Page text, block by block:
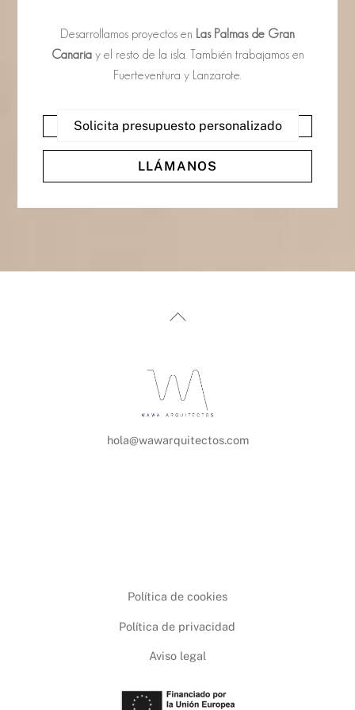
Desarrollamos proyectos en Las Palmas de Gran
Canariay el resto de la isla. También trabajamos en
Fuerteventura y Lanzarote.
Solicita presupuesto personalizado
LLÁMANOS
Back
hola@wawarquitectos.com
Política de cookies
Política de privacidad
Aviso legal